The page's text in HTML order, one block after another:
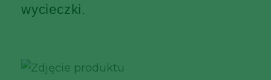
wycieczki.